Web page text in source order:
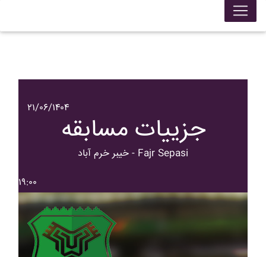
۲۱/۰۶/۱۴۰۴
جزییات مسابقه
خيبر خرم آباد - Fajr Sepasi
۱۹:۰۰